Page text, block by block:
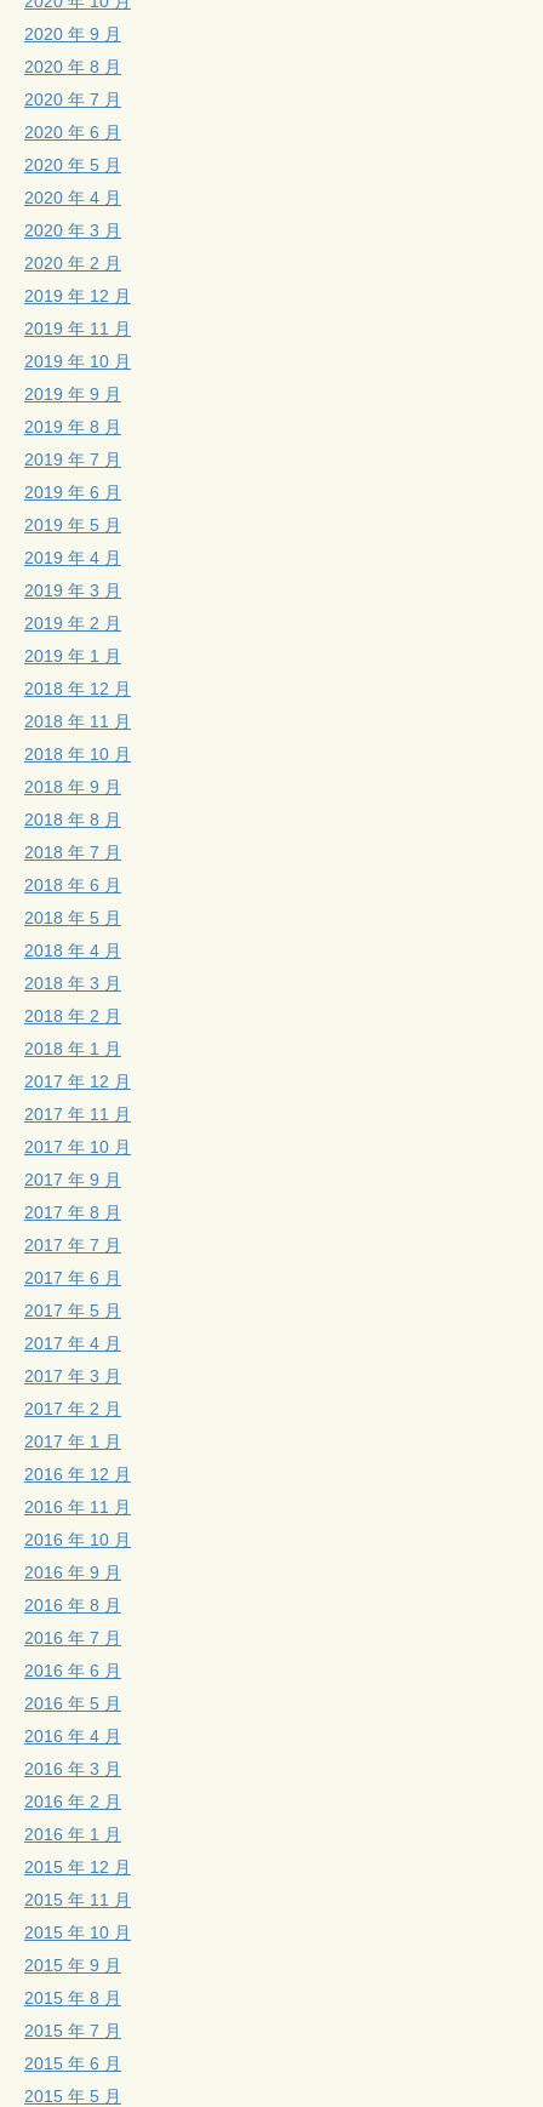
2020 年 9 月
2020 年 8 月
2020 年 7 月
2020 年 6 月
2020 年 5 月
2020 年 4 月
2020 年 3 月
2020 年 2 月
2019 年 12 月
2019 年 11 月
2019 年 10 月
2019 年 9 月
2019 年 8 月
2019 年 7 月
2019 年 6 月
2019 年 5 月
2019 年 4 月
2019 年 3 月
2019 年 2 月
2019 年 1 月
2018 年 12 月
2018 年 11 月
2018 年 10 月
2018 年 9 月
2018 年 8 月
2018 年 7 月
2018 年 6 月
2018 年 5 月
2018 年 4 月
2018 年 3 月
2018 年 2 月
2018 年 1 月
2017 年 12 月
2017 年 11 月
2017 年 10 月
2017 年 9 月
2017 年 8 月
2017 年 7 月
2017 年 6 月
2017 年 5 月
2017 年 4 月
2017 年 3 月
2017 年 2 月
2017 年 1 月
2016 年 12 月
2016 年 11 月
2016 年 10 月
2016 年 9 月
2016 年 8 月
2016 年 7 月
2016 年 6 月
2016 年 5 月
2016 年 4 月
2016 年 3 月
2016 年 2 月
2016 年 1 月
2015 年 12 月
2015 年 11 月
2015 年 10 月
2015 年 9 月
2015 年 8 月
2015 年 7 月
2015 年 6 月
2015 年 5 月